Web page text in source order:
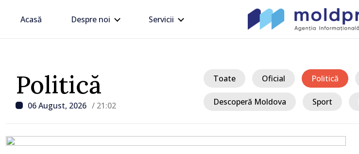
Acasă Despre noi Servicii
Politică
06 August, 2026 / 21:02
Toate Oficial Politică
Descoperă Moldova Sport